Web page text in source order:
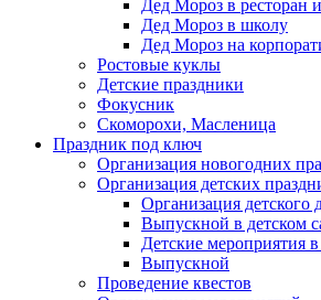
Дед Мороз в ресторан
Дед Мороз в школу
Дед Мороз на
Ростовые куклы
Детские праздники
Фокусник
Скоморохи, Масленица
Праздник под ключ
Организация новогодних
Организация детских
Организация детского
Выпускной в детском
Детские мероприятия
Выпускной
Проведение квестов